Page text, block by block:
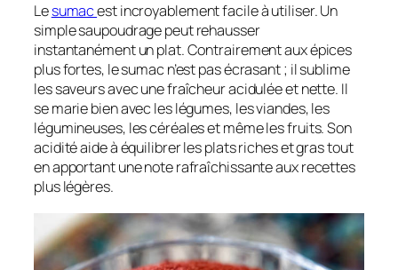
Lesumacest incroyablement facile à utiliser. Un
simple saupoudrage peut rehausser
instantanément un plat. Contrairement aux épices
plus fortes, le sumac n’est pas écrasant ; il sublime
les saveurs avec une fraîcheur acidulée et nette. Il
se marie bien avec les légumes, les viandes, les
légumineuses, les céréales et même les fruits. Son
acidité aide à équilibrer les plats riches et gras tout
en apportant une note rafraîchissante aux recettes
plus légères.